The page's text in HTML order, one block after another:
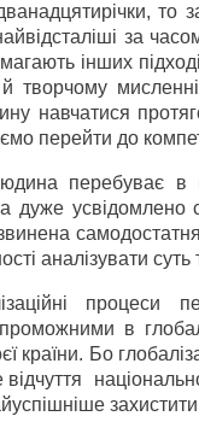
то
за
інших
творчому
навчатися
перейти до
перебуває в
дуже усвідомлено
аналізувати
в
країни. Бо
захистити